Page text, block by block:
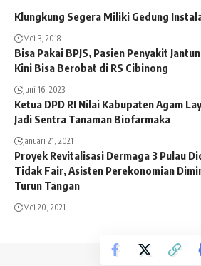
Klungkung Segera Miliki Gedung
Mei 3, 2018
Bisa Pakai BPJS, Pasien Penyakit
Kini Bisa Berobat di RS Cibinong
Juni 16, 2023
Ketua DPD RI Nilai Kabupaten Agam
Jadi Sentra Tanaman Biofarmaka
Januari 21, 2021
Proyek Revitalisasi Dermaga 3 Pulau
Tidak Fair, Asisten Perekonomian
Turun Tangan
Mei 20, 2021